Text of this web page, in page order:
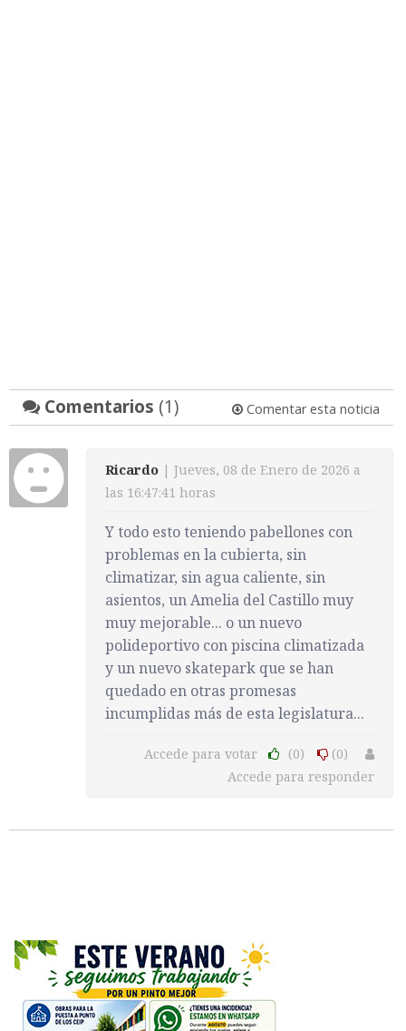
Comentarios (1) Comentar esta noticia
Ricardo | Jueves, 08 de Enero de 2026 a
las 16:47:41 horas
Y todo esto teniendo pabellones con
problemas en la cubierta, sin
climatizar, sin agua caliente, sin
asientos, un Amelia del Castillo muy
muy mejorable... o un nuevo
polideportivo con piscina climatizada
y un nuevo skatepark que se han
quedado en otras promesas
incumplidas más de esta legislatura...
Accede para votar (0)
(0)
Accede para responder